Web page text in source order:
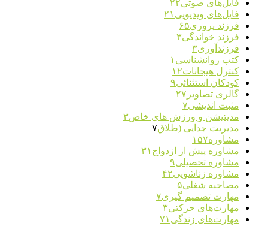
فایل‌های صوتی۲۲
فایل‌های ویدیویی ۲۱
فرزند پروری۶۵
فرزند خواندگی۳
فرزندآوری۳
کتب روانشناسی ۱
کنترل هیجانات۱۲
کودکان استثنائی۹
گالری تصاویر ۲۷
مثبت اندیشی۷
مدیتیشن و ورزش های خاص۳
مدیریت جدایی (طلاق۷
مشاوره۱۵۷
مشاوره پیش از ازدواج ۳۱
مشاوره تحصیلی۹
مشاوره زناشویی۴۲
مصاحبه شغلی۵
مهارت تصمیم گیری۷
مهارت‌های حرکتی۳
مهارت‌های زندگی ۷۱